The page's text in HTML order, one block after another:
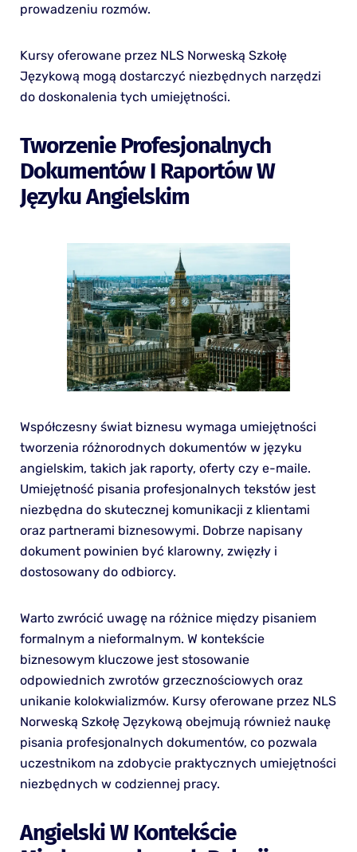
prowadzeniu rozmów.
Kursy oferowane przez NLS Norweską Szkołę
Językową mogą dostarczyć niezbędnych narzędzi
do doskonalenia tych umiejętności.
Tworzenie Profesjonalnych
Dokumentów I Raportów W
Języku Angielskim
Współczesny świat biznesu wymaga umiejętności
tworzenia różnorodnych dokumentów w języku
angielskim, takich jak raporty, oferty czy e-maile.
Umiejętność pisania profesjonalnych tekstów jest
niezbędna do skutecznej komunikacji z klientami
oraz partnerami biznesowymi. Dobrze napisany
dokument powinien być klarowny, zwięzły i
dostosowany do odbiorcy.
Warto zwrócić uwagę na różnice między pisaniem
formalnym a nieformalnym. W kontekście
biznesowym kluczowe jest stosowanie
odpowiednich zwrotów grzecznościowych oraz
unikanie kolokwializmów. Kursy oferowane przez NLS
Norweską Szkołę Językową obejmują również naukę
pisania profesjonalnych dokumentów, co pozwala
uczestnikom na zdobycie praktycznych umiejętności
niezbędnych w codziennej pracy.
Angielski W Kontekście